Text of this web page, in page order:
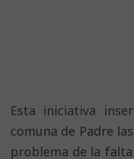
Esta iniciativa
comuna de Padre
problema de la